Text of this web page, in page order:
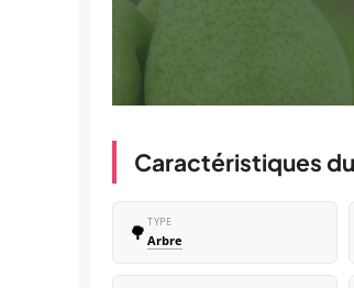
Caractéristiques
🌳 TYPE
Arbre